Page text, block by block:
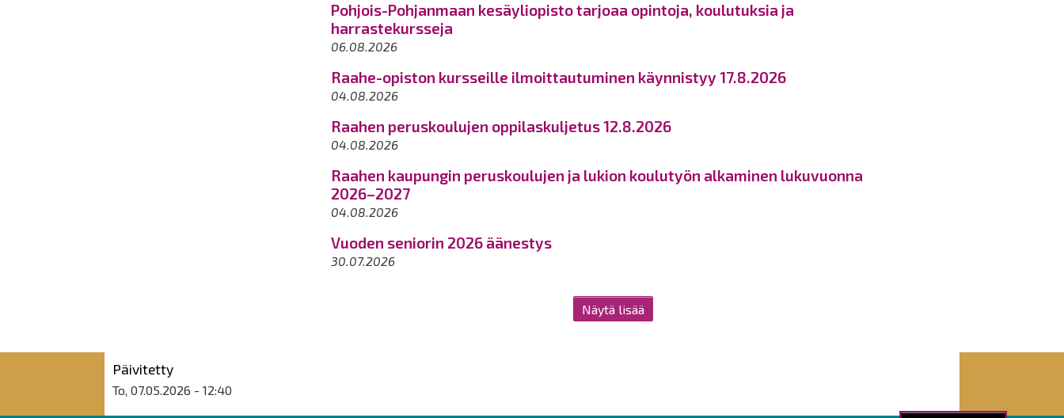
Pohjois-Pohjanmaan kesäyliopisto tarjoaa opintoja, koulutuksia ja
harrastekursseja
06.08.2026
Raahe-opiston kursseille ilmoittautuminen käynnistyy 17.8.2026
04.08.2026
Raahen peruskoulujen oppilaskuljetus 12.8.2026
04.08.2026
Raahen kaupungin peruskoulujen ja lukion koulutyön alkaminen lukuvuonna
2026–2027
04.08.2026
Vuoden seniorin 2026 äänestys
30.07.2026
Näytä lisää
Päivitetty
To, 07.05.2026 - 12:40